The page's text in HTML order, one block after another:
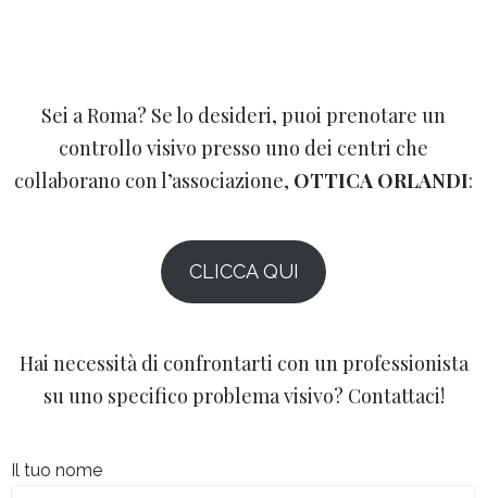
Sei a Roma? Se lo desideri, puoi prenotare un
controllo visivo presso uno dei centri che
collaborano con l’associazione, OTTICA ORLANDI:
CLICCA QUI
Hai necessità di confrontarti con un professionista
su uno specifico problema visivo? Contattaci!
Il tuo nome